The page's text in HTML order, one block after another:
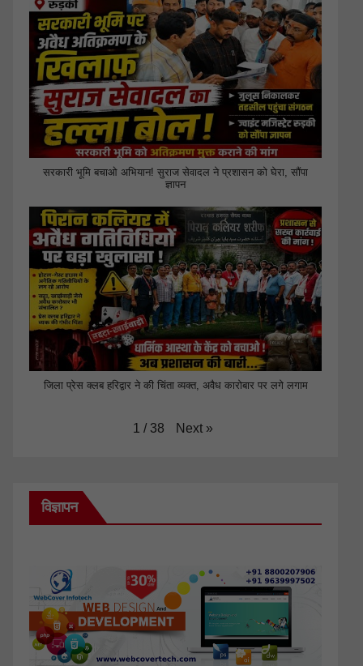
सरकारी भूमि बचाओ अभियान! सुराज सेवादल ने प्रशासन को घेरा, सौंपा
ज्ञापन
जिला प्रेस क्लब हरिद्वार ने की चिंता व्यक्त, अवैध कारोबार पर लगे लगाम
1 / 38 Next »
विज्ञापन